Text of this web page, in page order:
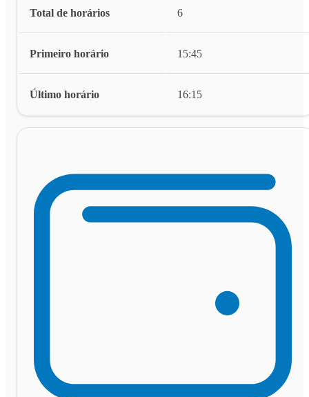
Total de horários 6
Primeiro horário 15:45
Último horário 16:15